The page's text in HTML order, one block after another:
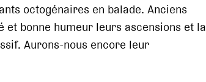
octogénaires en balade. Anciens
bonne humeur leurs ascensions et la
Aurons-nous encore leur